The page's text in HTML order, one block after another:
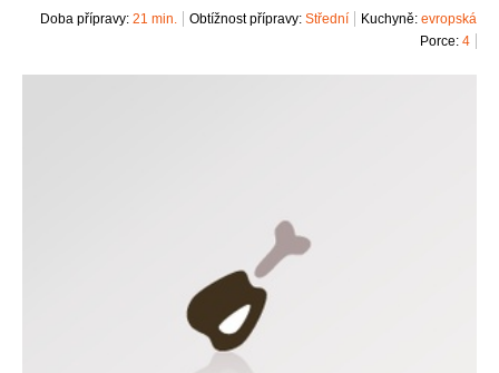
Kuchyně: evropská
Obtížnost přípravy: Střední
Doba přípravy: 21 min.
Porce: 4